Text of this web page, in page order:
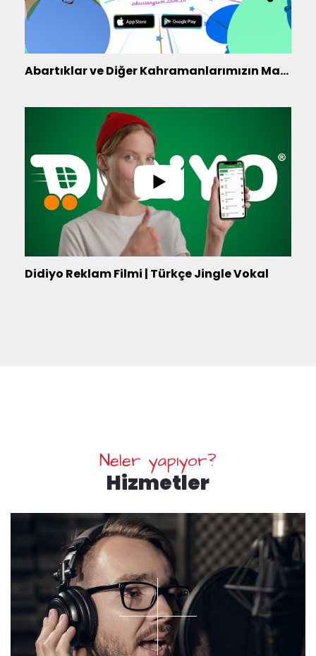
Abartıklar ve Diğer Kahramanlarımızın Maceralarını Keşfetmek İçin Okuvaryum'u İndirin!
Didiyo Reklam Filmi | Türkçe Jingle Vokal
Neler yapıyor?
Hizmetler